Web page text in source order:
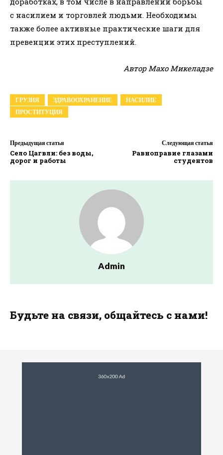
с насилием и торговлей людьми. Необходимы
также более активные практические шаги для
превенции этих преступлений.
Автор Махо Микеладзе
ГРУЗИЯ ЗДРАВООХРАНЕНИЕ
НАСИЛИЕ
ПРОСТИТУЦИЯ
Предыдущая статья
Село Цагвли: без воды,
дорог и работы
Следующая статья
Равноправие глазами
студентов
Admin
Будьте на связи, общайтесь с нами!